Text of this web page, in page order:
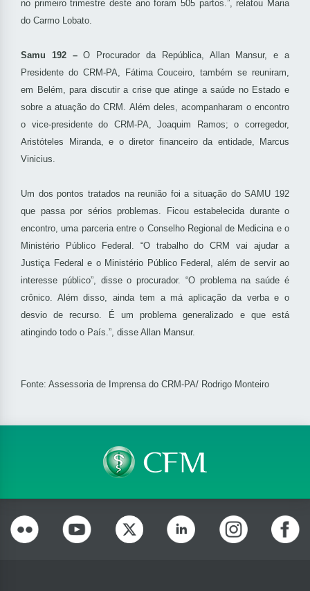
no primeiro trimestre deste ano foram 505 partos.”, relatou Maria
do Carmo Lobato.
Samu 192 –O Procurador da República, Allan Mansur, e a
Presidente do CRM-PA, Fátima Couceiro, também se reuniram,
em Belém, para discutir a crise que atinge a saúde no Estado e
sobre a atuação do CRM. Além deles, acompanharam o encontro
o vice-presidente do CRM-PA, Joaquim Ramos; o corregedor,
Aristóteles Miranda, e o diretor financeiro da entidade, Marcus
Vinicius.
Um dos pontos tratados na reunião foi a situação do SAMU 192
que passa por sérios problemas. Ficou estabelecida durante o
encontro, uma parceria entre o Conselho Regional de Medicina e o
Ministério Público Federal. “O trabalho do CRM vai ajudar a
Justiça Federal e o Ministério Público Federal, além de servir ao
interesse público”, disse o procurador. “O problema na saúde é
crônico. Além disso, ainda tem a má aplicação da verba e o
desvio de recurso. É um problema generalizado e que está
atingindo todo o País.”, disse Allan Mansur.
Fonte: Assessoria de Imprensa do CRM-PA/ Rodrigo Monteiro